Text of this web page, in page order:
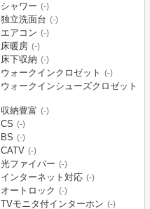
シャワー (-)
独立洗面台 (-)
エアコン (-)
床暖房 (-)
床下収納 (-)
ウォークインクロゼット (-)
ウォークインシューズクロゼット
収納豊富 (-)
CS (-)
BS (-)
CATV (-)
光ファイバー (-)
インターネット対応 (-)
オートロック (-)
TVモニタ付インターホン (-)